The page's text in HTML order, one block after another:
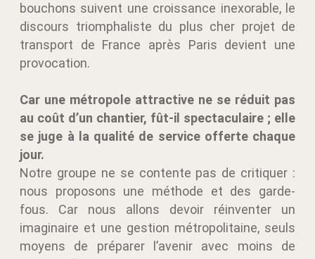
bouchons suivent une croissance inexorable, le
discours triomphaliste du plus cher projet de
transport de France après Paris devient une
provocation.
Car une métropole attractive ne se réduit pas
au coût d’un chantier, fût-il spectaculaire ; elle
se juge à la qualité de service offerte chaque
jour.
Notre groupe ne se contente pas de critiquer :
nous proposons une méthode et des garde-
fous. Car nous allons devoir réinventer un
imaginaire et une gestion métropolitaine, seuls
moyens de préparer l’avenir avec moins de